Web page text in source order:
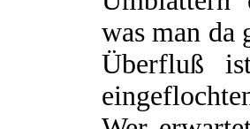
was man da
Überfluß